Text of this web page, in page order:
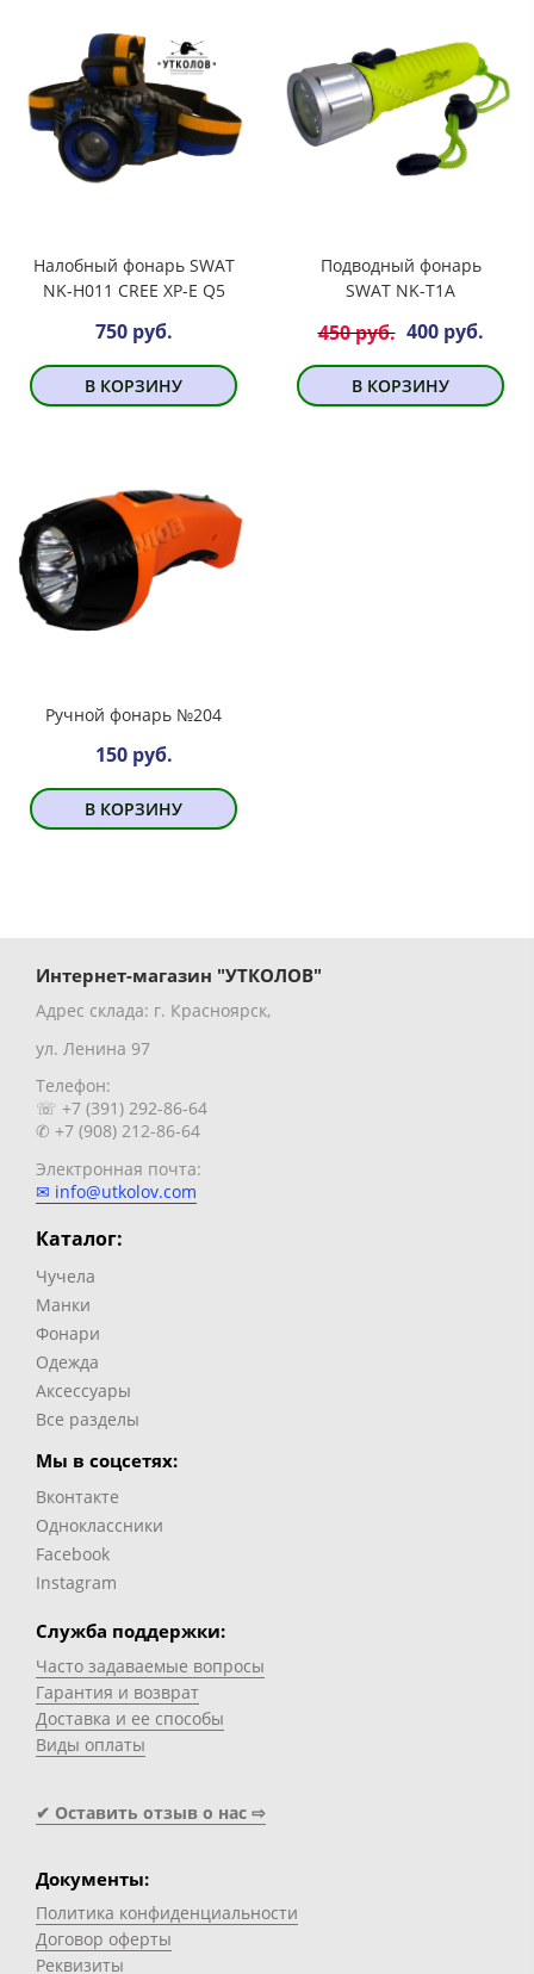
Налобный фонарь SWAT
NK-H011 CREE XP-E Q5
750 руб.
В КОРЗИНУ
Подводный фонарь
SWAT NK-T1A
450 руб. 400 руб.
В КОРЗИНУ
Ручной фонарь №204
150 руб.
В КОРЗИНУ
Интернет-магазин "УТКОЛОВ"
Адрес склада: г. Красноярск,
ул. Ленина 97
Телефон:
☏ +7 (391) 292-86-64
✆ +7 (908) 212-86-64
Электронная почта:
✉ info@utkolov.com
Каталог:
Чучела
Манки
Фонари
Одежда
Аксессуары
Все разделы
Мы в соцсетях:
Вконтакте
Одноклассники
Facebook
Instagram
Служба поддержки:
Часто задаваемые вопросы
Гарантия и возврат
Доставка и ее способы
Виды оплаты
✔ Оставить отзыв о нас ⇨
Документы:
Политика конфиденциальности
Договор оферты
Реквизиты